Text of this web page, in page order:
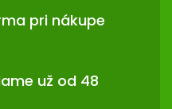
pri nákupe
už od 48